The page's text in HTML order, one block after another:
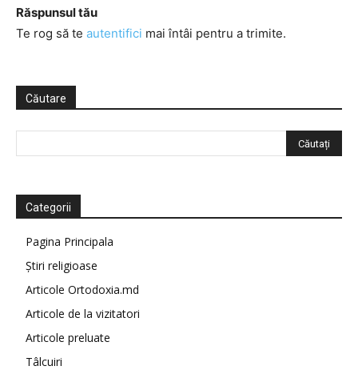
Răspunsul tău
Te rog să te autentifici mai întâi pentru a trimite.
Căutare
Categorii
Pagina Principala
Știri religioase
Articole Ortodoxia.md
Articole de la vizitatori
Articole preluate
Tâlcuiri